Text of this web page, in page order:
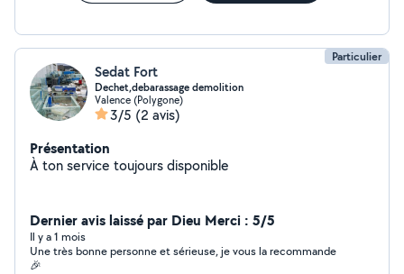
Particulier
Sedat Fort
Dechet,debarassage demolition
Valence (Polygone)
3/5 (2 avis)
Présentation
À ton service toujours disponible
Dernier avis laissé par Dieu Merci : 5/5
Il y a 1 mois
Une très bonne personne et sérieuse, je vous la recommande
🎉